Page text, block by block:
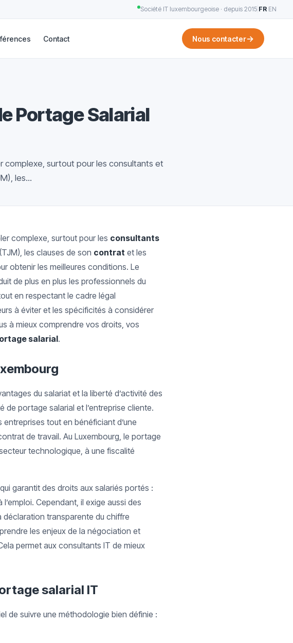
Société IT luxembourgeoise · depuis 2015 FR EN
Contact Nous contacter→
Portage Salarial
complexe, surtout pour les consultants et
les...
complexe, surtout pour les consultants
les clauses de son contrat et les
obtenir les meilleures conditions. Le
de plus en plus les professionnels du
en respectant le cadre légal
à éviter et les spécificités à considérer
à mieux comprendre vos droits, vos
salarial.
du salariat et la liberté d’activité des
portage salarial et l’entreprise cliente.
tout en bénéficiant d’une
de travail. Au Luxembourg, le portage
technologique, à une fiscalité
garantit des droits aux salariés portés :
Cependant, il exige aussi des
transparente du chiffre
les enjeux de la négociation et
permet aux consultants IT de mieux
salarial IT
de suivre une méthodologie bien définie :